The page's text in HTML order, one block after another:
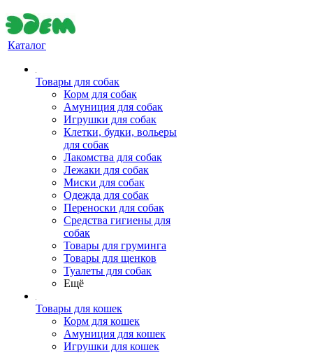
Каталог
Товары для собак
Корм для собак
Амуниция для собак
Игрушки для собак
Клетки, будки, вольеры
для собак
Лакомства для собак
Лежаки для собак
Миски для собак
Одежда для собак
Переноски для собак
Средства гигиены для
собак
Товары для груминга
Товары для щенков
Туалеты для собак
Ещё
Товары для кошек
Корм для кошек
Амуниция для кошек
Игрушки для кошек